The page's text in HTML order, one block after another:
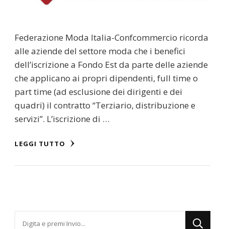
Federazione Moda Italia-Confcommercio ricorda
alle aziende del settore moda che i benefici
dell’iscrizione a Fondo Est da parte delle aziende
che applicano ai propri dipendenti, full time o
part time (ad esclusione dei dirigenti e dei
quadri) il contratto “Terziario, distribuzione e
servizi”. L’iscrizione di …
LEGGI TUTTO